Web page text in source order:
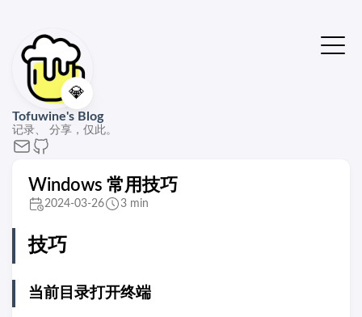
💎
Tofuwine's Blog
记录、 分享，仅此。
Windows 常用技巧
2024-03-26 3 min
技巧
当前目录打开终端